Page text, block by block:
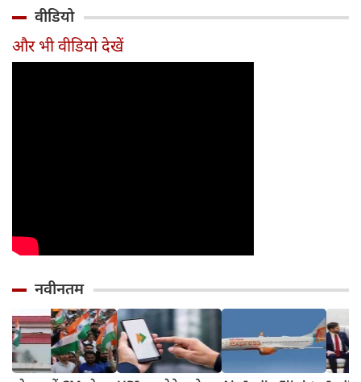
साल से ज्यादा उम्र का
काम, जानें पूरा
और
वीडियो
और भी वीडियो देखें
नवीनतम